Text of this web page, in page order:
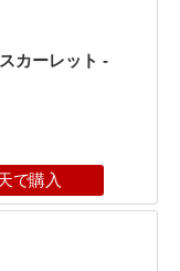
カーレット -
で購入